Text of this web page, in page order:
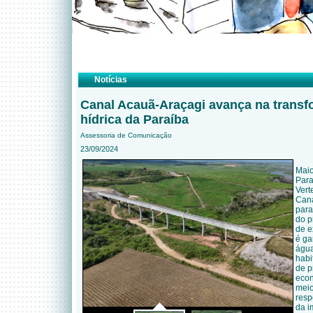
Notícias
Canal Acauã-Araçagi avança na
hídrica da Paraíba
Assessoria de Comunicação
23/09/2024
do
de
é
de
da